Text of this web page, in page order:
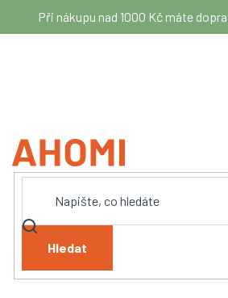
obsah
Při nákupu nad 1000 Kč máte
Hledat